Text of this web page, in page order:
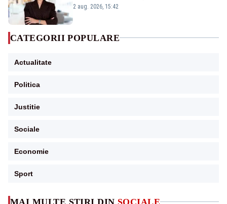
MAI MULTE ȘTIRI DIN SOCIALE
emisiunii „Miza Zilei” la Realitatea PLUS
2 aug. 2026, 15:42
CATEGORII POPULARE
Actualitate
Politica
Justitie
Sociale
Economie
Sport